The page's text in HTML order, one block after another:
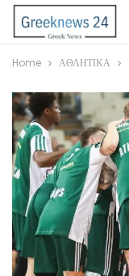
Home ΑΘΛΗΤΙΚΑ